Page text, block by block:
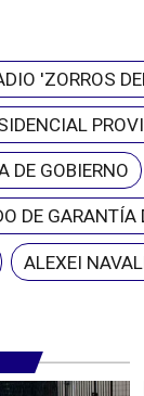
'ZORROS
DE GOBIERNO
DE GARANTÍA
ALEXEI